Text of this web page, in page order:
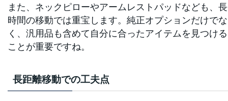
また、ネックピローやアームレストパッドなども、長
時間の移動では重宝します。純正オプションだけでな
く、汎用品も含めて自分に合ったアイテムを見つける
ことが重要ですね。
長距離移動での工夫点